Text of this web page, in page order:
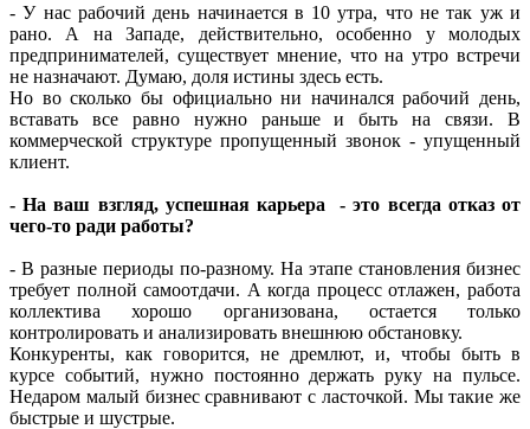
- У нас рабочий день начинается в 10 утра, что не так уж и
рано. А на Западе, действительно, особенно у молодых
предпринимателей, существует мнение, что на утро встречи
не назначают. Думаю, доля истины здесь есть.
Но во сколько бы официально ни начинался рабочий день,
вставать все равно нужно раньше и быть на связи. В
коммерческой структуре пропущенный звонок - упущенный
клиент.
- На ваш взгляд, успешная карьера - это всегда отказ от
чего-то ради работы?
- В разные периоды по-разному. На этапе становления бизнес
требует полной самоотдачи. А когда процесс отлажен, работа
коллектива хорошо организована, остается только
контролировать и анализировать внешнюю обстановку.
Конкуренты, как говорится, не дремлют, и, чтобы быть в
курсе событий, нужно постоянно держать руку на пульсе.
Недаром малый бизнес сравнивают с ласточкой. Мы такие же
быстрые и шустрые.